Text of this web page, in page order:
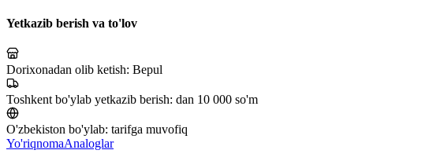
Yetkazib berish va to'lov
Dorixonadan olib ketish: Bepul
Toshkent bo'ylab yetkazib berish: dan 10 000 so'm
O'zbekiston bo'ylab: tarifga muvofiq
Yo'riqnomaAnaloglar